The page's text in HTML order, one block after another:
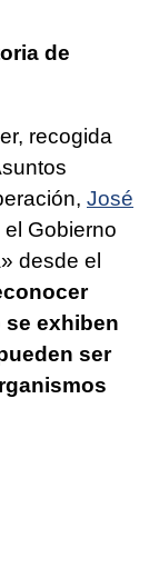
de
recogida
José
Gobierno
desde el
exhiben
ser